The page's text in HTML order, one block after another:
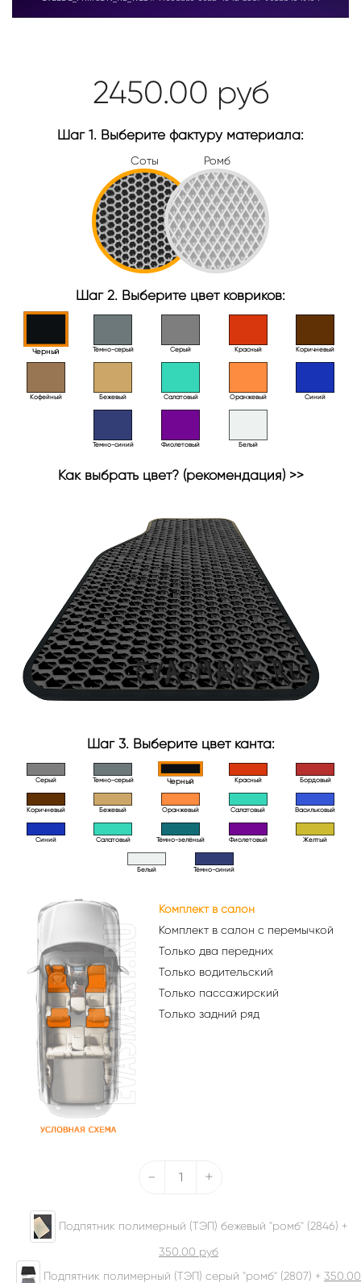
2450.00 руб
Шаг 1. Выберите фактуру материала:
Соты Ромб
Шаг 2. Выберите цвет ковриков:
Черный Тёмно-серый Серый Красный Коричневый
Кофейный Бежевый Салатовый Оранжевый Синий
Темно-синий Фиолетовый Белый
Как выбрать цвет? (рекомендация) >>
Шаг 3. Выберите цвет канта:
Серый Темно-серый Черный Красный Бордовый
Коричневый Бежевый Оранжевый Салатовый Васильковый
Синий Салатовый Тёмно-зелёный Фиолетовый Желтый
Белый Тёмно-синий
Комплект в салон
Комплект в салон с перемычкой
Только два передних
Только водительский
Только пассажирский
Только задний ряд
- +
Подпятник полимерный (ТЭП) бежевый "ромб" (2846) +
350.00 руб
Подпятник полимерный (ТЭП) серый "ромб" (2807) + 350.00